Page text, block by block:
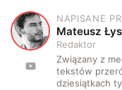
M
NAPISANE
Mateusz
Redaktor
Związany z
tekstów
dziesiątkach